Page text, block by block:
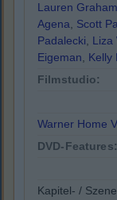
Lauren Graham
Agena, Scott
Padalecki, Liza
Eigeman, Kelly
Filmstudio:
Warner Home
DVD-Features:
Kapitel- /